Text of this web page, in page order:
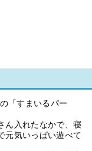
「すまいるパー
ん入れたなかで、寝
元気いっぱい遊べて